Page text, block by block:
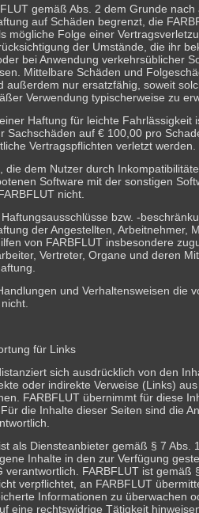
gemäß Abs. 2 dem Grunde
auf Schäden begrenzt, die
mögliche Folge einer
der Umstände, die ihr
bei Anwendung verkehrsüblicher
Mittelbare Schäden und
außerdem nur ersatzfähig, soweit
Verwendung typischerweise zu
Haftung für leichte Fahrlässigkeit
Sachschäden auf € 100,00 pro
Vertragspflichten verletzt werden.
die dem Nutzer durch
Software mit der sonstigen
nicht.
bzw. -
der Angestellten, Arbeitnehmer,
von FARBFLUT insbesondere
Vertreter, Organe und deren
und Verhaltensweisen die
für Links
sich ausdrücklich von den
oder indirekte Verweise (Links)
FARBFLUT übernimmt für diese
die Inhalte dieser Seiten sind die
als Diensteanbieter gemäß § 7 Abs.
Inhalte in den zur Verfügung
verantwortlich. FARBFLUT ist gemäß
verpflichtet, an FARBFLUT
Informationen zu überwachen
eine rechtswidrige Tätigkeit